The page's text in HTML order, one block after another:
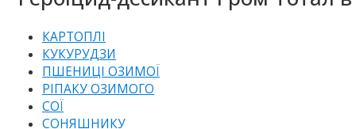
КАРТОПЛІ
КУКУРУДЗИ
ПШЕНИЦІ ОЗИМОЇ
РІПАКУ ОЗИМОГО
СОЇ
СОНЯШНИКУ